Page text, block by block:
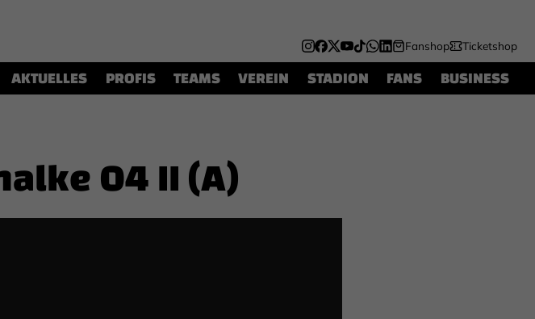
Fanshop Ticketshop
AKTUELLES PROFIS TEAMS VEREIN STADION FANS BUSINESS
04 II (A)